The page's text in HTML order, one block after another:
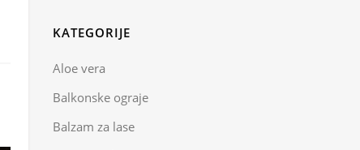
KATEGORIJE
Aloe vera
Balkonske ograje
Balzam za lase